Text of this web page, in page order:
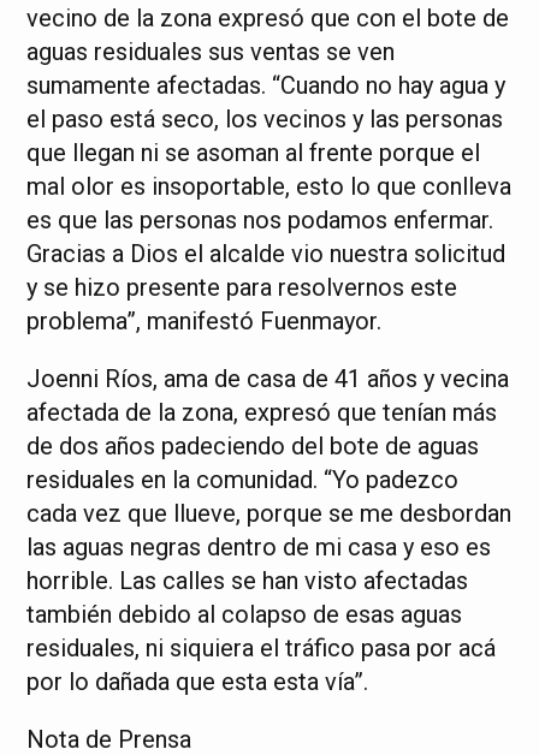
vecino de la zona expresó que con el bote de
aguas residuales sus ventas se ven
sumamente afectadas. “Cuando no hay agua y
el paso está seco, los vecinos y las personas
que llegan ni se asoman al frente porque el
mal olor es insoportable, esto lo que conlleva
es que las personas nos podamos enfermar.
Gracias a Dios el alcalde vio nuestra solicitud
y se hizo presente para resolvernos este
problema”, manifestó Fuenmayor.
Joenni Ríos, ama de casa de 41 años y vecina
afectada de la zona, expresó que tenían más
de dos años padeciendo del bote de aguas
residuales en la comunidad. “Yo padezco
cada vez que llueve, porque se me desbordan
las aguas negras dentro de mi casa y eso es
horrible. Las calles se han visto afectadas
también debido al colapso de esas aguas
residuales, ni siquiera el tráfico pasa por acá
por lo dañada que esta esta vía”.
Nota de Prensa